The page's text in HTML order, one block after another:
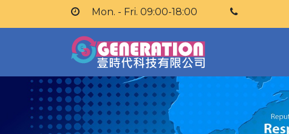
Mon. - Fri. 09:00-18:00